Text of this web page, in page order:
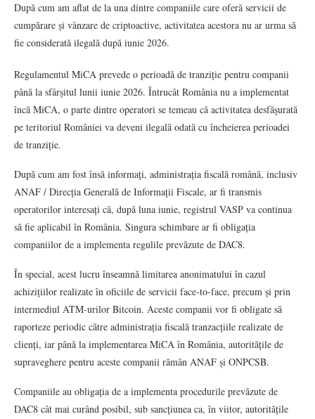
După cum am aflat de la una dintre companiile care oferă servicii de
cumpărare și vânzare de criptoactive, activitatea acestora nu ar urma să
fie considerată ilegală după iunie 2026.
Regulamentul MiCA prevede o perioadă de tranziție pentru companii
până la sfârșitul lunii iunie 2026. Întrucât România nu a implementat
încă MiCA, o parte dintre operatori se temeau că activitatea desfășurată
pe teritoriul României va deveni ilegală odată cu încheierea perioadei
de tranziție.
După cum am fost însă informați, administrația fiscală română, inclusiv
ANAF / Direcția Generală de Informații Fiscale, ar fi transmis
operatorilor interesați că, după luna iunie, registrul VASP va continua
să fie aplicabil în România. Singura schimbare ar fi obligația
companiilor de a implementa regulile prevăzute de DAC8.
În special, acest lucru înseamnă limitarea anonimatului în cazul
achizițiilor realizate în oficiile de servicii face-to-face, precum și prin
intermediul ATM-urilor Bitcoin. Aceste companii vor fi obligate să
raporteze periodic către administrația fiscală tranzacțiile realizate de
clienți, iar până la implementarea MiCA în România, autoritățile de
supraveghere pentru aceste companii rămân ANAF și ONPCSB.
Companiile au obligația de a implementa procedurile prevăzute de
DAC8 cât mai curând posibil, sub sancțiunea ca, în viitor, autoritățile